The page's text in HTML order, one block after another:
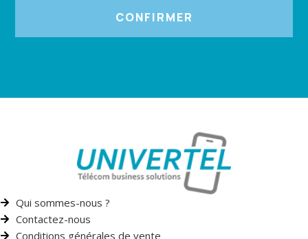
CONFIRMER
Qui sommes-nous ?
Contactez-nous
Conditions générales de vente